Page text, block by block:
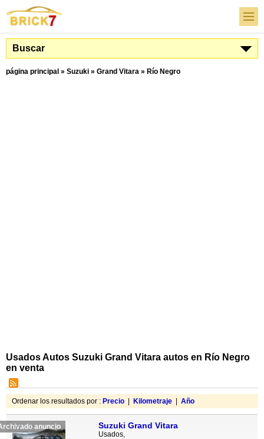
Buscar
página principal » Suzuki » Grand Vitara » Río Negro
Usados Autos Suzuki Grand Vitara autos en Río Negro
en venta
Ordenar los resultados por : Precio Kilometraje Año
anuncio Suzuki Grand Vitara
Usados,